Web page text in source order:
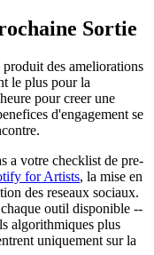
Sortie
des ameliorations
le plus pour la
pour creer une
d'engagement se
a votre checklist de pre-
for Artists, la mise en
des reseaux sociaux.
outil disponible --
algorithmiques plus
uniquement sur la